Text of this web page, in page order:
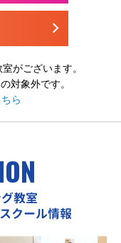
がございます。
対象外です。
ちら
教室
クール情報